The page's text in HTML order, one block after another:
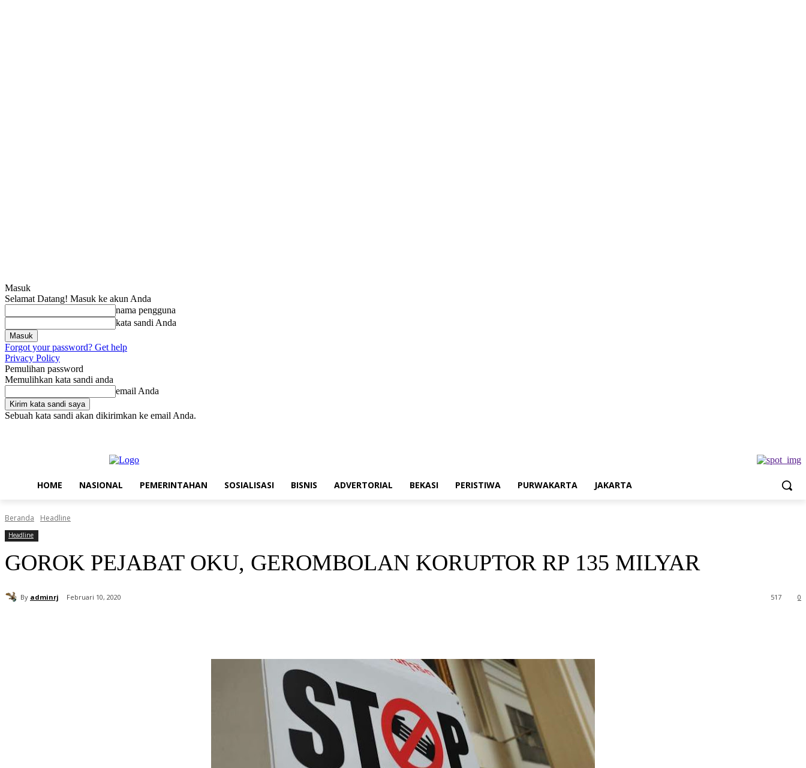
Masuk
Selamat Datang! Masuk ke akun Anda
nama pengguna
kata sandi Anda
Forgot your password? Get help
Privacy Policy
Pemulihan password
Memulihkan kata sandi anda
email Anda
Sebuah kata sandi akan dikirimkan ke email Anda.
HOME NASIONAL PEMERINTAHAN SOSIALISASI BISNIS ADVERTORIAL BEKASI PERISTIWA PURWAKARTA JAKARTA
Beranda Headline
Headline
GOROK PEJABAT OKU, GEROMBOLAN KORUPTOR RP 135 MILYAR
By adminrj Februari 10, 2020 0
517